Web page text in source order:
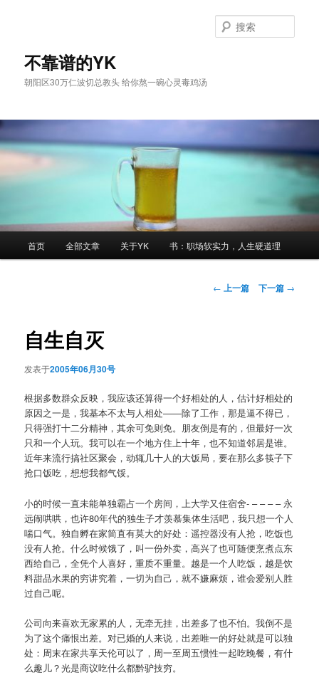
不靠谱的YK
朝阳区30万仁波切总教头 给你熬一碗心灵毒鸡汤
索
首页 全部文章 关于YK 书：职场软实力，人生硬道理
文← 上一篇 下一篇 →
自生自灭
发表于2005年06月30号
根据多数群众反映，我应该还算得一个好相处的人，估计好相处的
原因之一是，我基本不太与人相处——除了工作，那是逼不得已，
只得强打十二分精神，其余可免则免。朋友倒是有的，但最好一次
只和一个人玩。我可以在一个地方住上十年，也不知道邻居是谁。
近年来流行搞社区聚会，动辄几十人的大饭局，要在那么多筷子下
抢口饭吃，想想我都气馁。
小的时候一直未能单独霸占一个房间，上大学又住宿舍- – – – – 永
远闹哄哄，也许80年代的独生子才羡慕集体生活吧，我只想一个人
喘口气。独自孵在家简直有莫大的好处：遥控器没有人抢，吃饭也
没有人抢。什么时候饿了，叫一份外卖，高兴了也可随便烹煮点东
西给自己，全凭个人喜好，重质不重量。越是一个人吃饭，越是饮
料甜品水果的穷讲究着，一切为自己，就不嫌麻烦，谁会爱别人胜
过自己呢。
公司向来喜欢无家累的人，无牵无挂，出差多了也不怕。我倒不是
为了这个痛恨出差。对已婚的人来说，出差唯一的好处就是可以独
处：周末在家共享天伦可以了，周一至周五惯性一起吃晚餐，有什
么趣儿？光是商议吃什么都黔驴技穷。